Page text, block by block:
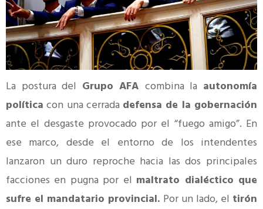
La postura del Grupo AFA combina la autonomía
política con una cerrada defensa de la gobernación
ante el desgaste provocado por el “fuego amigo”. En
ese marco, desde el entorno de los intendentes
lanzaron un duro reproche hacia las dos principales
facciones en pugna por el maltrato dialéctico que
sufre el mandatario provincial. Por un lado, el tirón